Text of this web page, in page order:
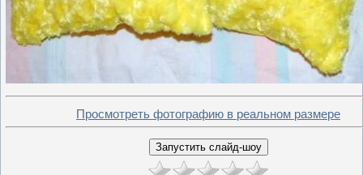
Просмотреть фотографию в реальном размере